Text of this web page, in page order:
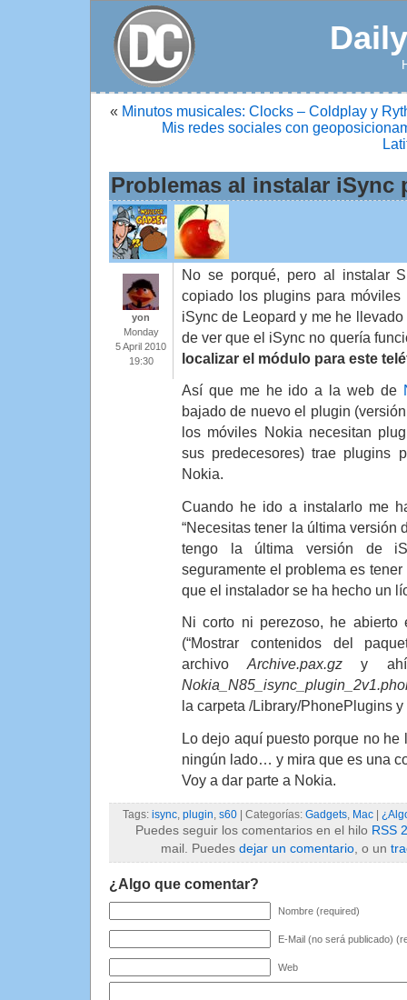
« Minutos musicales: Clocks – Coldplay y
Mis redes sociales con
Problemas al instalar iSync
yon
Monday
5 April 2010
19:30
No se porqué, pero al instalar
copiado los plugins para
iSync de Leopard y me he
de ver que el iSync no quería
localizar el módulo para este
Así que me he ido a la web de
bajado de nuevo el plugin
los móviles Nokia necesitan
sus predecesores) trae plugins
Nokia.
Cuando he ido a instalarlo me
“Necesitas tener la última versión
tengo la última versión de
seguramente el problema es
que el instalador se ha hecho un
Ni corto ni perezoso, he abierto
(“Mostrar contenidos del
archivoArchive.pax.gz y ahí
la carpeta /Library/PhonePlugins y
Lo dejo aquí puesto porque no he
ningún lado… y mira que es una
Voy a dar parte a Nokia.
Tags: isync plugin s60 | Categorías: Gadgets Mac |
Puedes seguir los comentarios en el hilo RSS
mail. Puedes dejar un comentario , o un
¿Algo que comentar?
Nombre (required)
E-Mail (no será publicado)
Web